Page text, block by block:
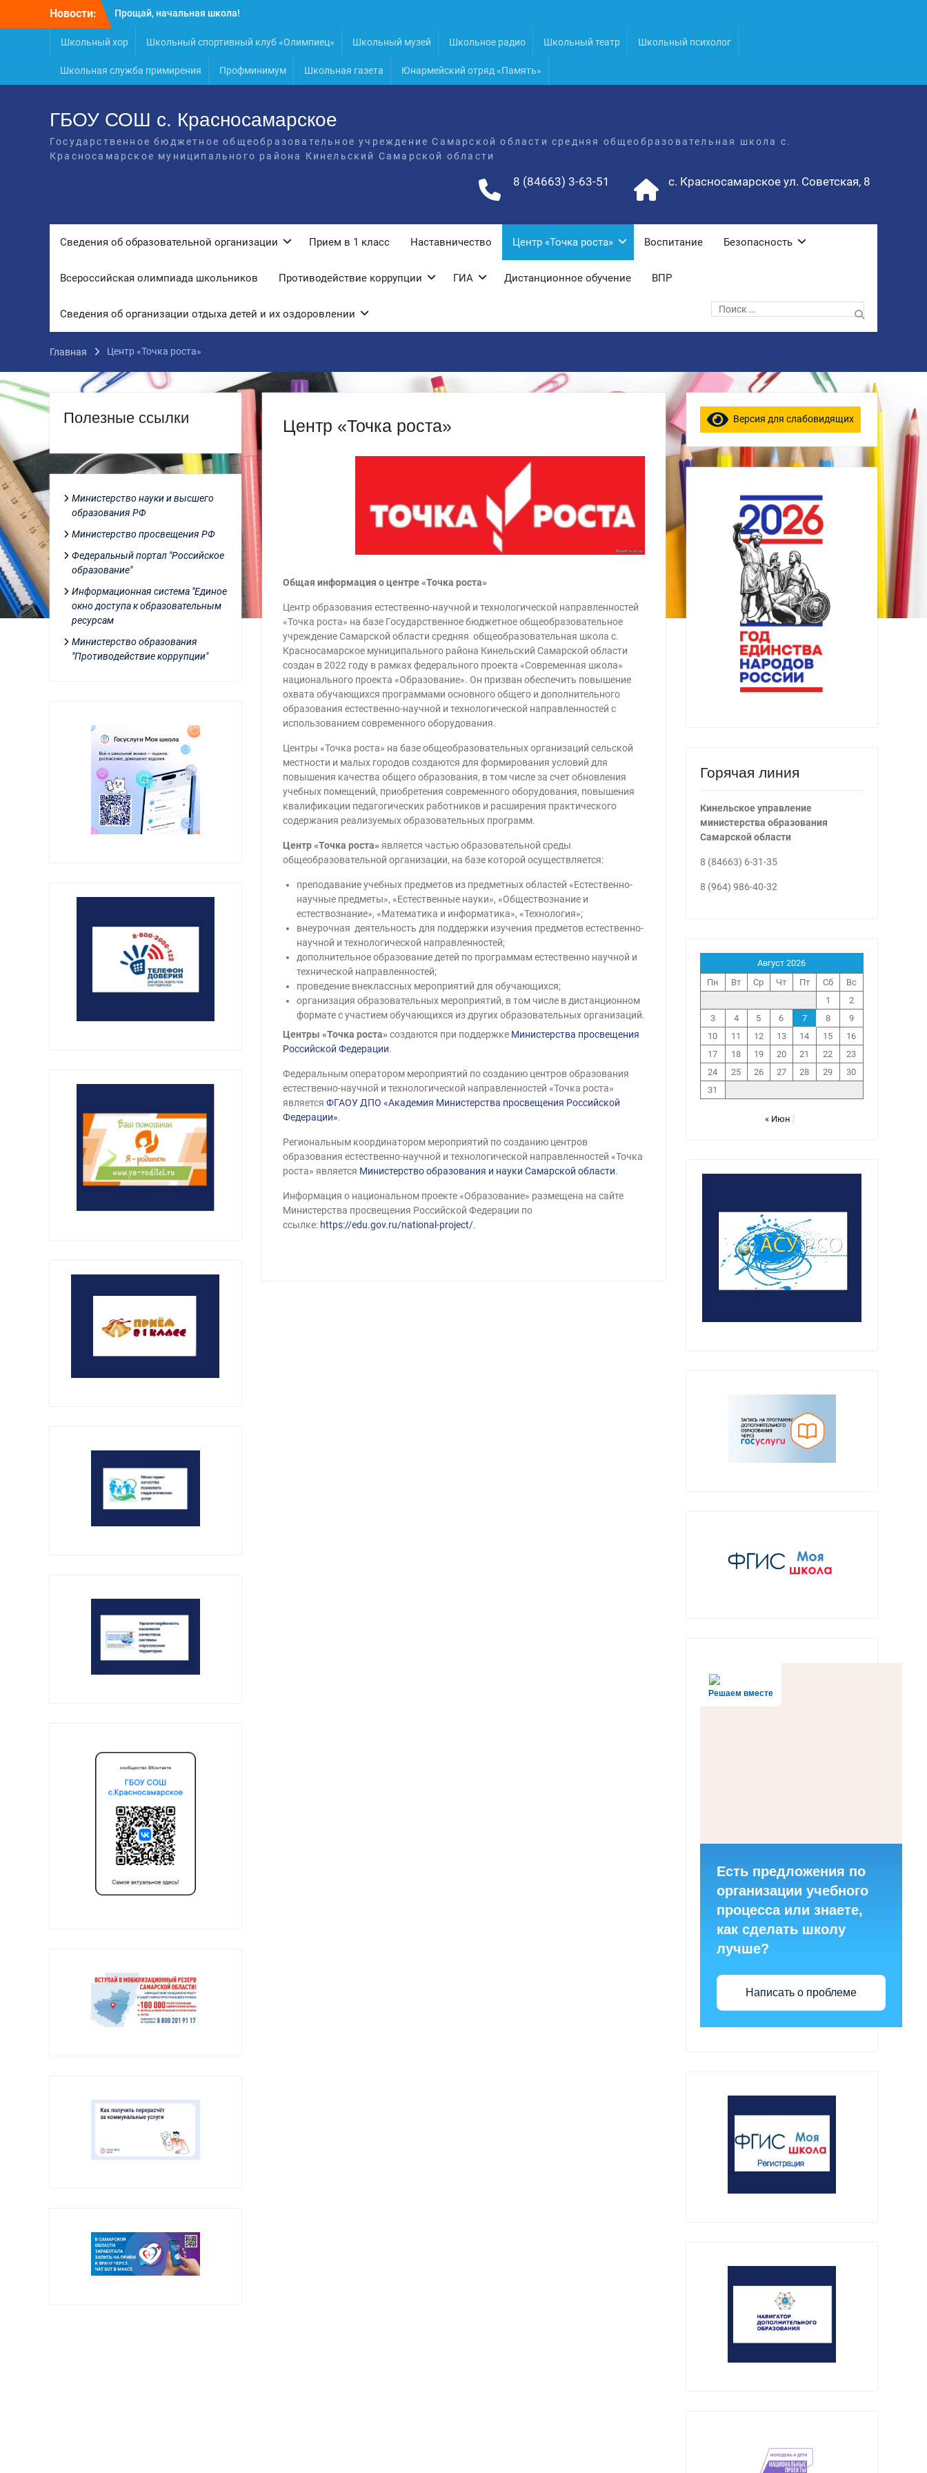
Новости:
Расписание консультаций выпускников
9 класса
Класс года
Последний звонок
Онлайн-урок от Академии ТОП
семейный бюджет»
Школьный хор Школьный спортивный клуб «Олимпиец» Школьный музей Школьное радио Школьный театр Школьный психолог
Школьная служба примирения Профминимум Школьная газета Юнармейский отряд «Память»
ГБОУ СОШ с. Красносамарское
Государственное бюджетное общеобразовательное учреждение Самарской области средняя общеобразовательная школа с.
Красносамарское муниципального района Кинельский Самарской области
8 (84663) 3-63-51 с. Красносамарское ул. Советская, 8
Cведения об образовательной организации Прием в 1 класс Наставничество Центр «Точка роста» Воспитание Безопасность
Всероссийская олимпиада школьников Противодействие коррупции ГИА Дистанционное обучение ВПР
Сведения об организации отдыха детей и их оздоровлении
Поиск
по:
Главная Центр «Точка роста»
Центр «Точка роста»
Общая информация о центре «Точка роста»
Центр образования естественно-научной и технологической направленностей
«Точка роста» на базе Государственное бюджетное общеобразовательное
учреждение Самарской области средняя общеобразовательная школа с.
Красносамарское муниципального района Кинельский Самарской области
создан в 2022 году в рамках федерального проекта «Современная школа»
национального проекта «Образование». Он призван обеспечить повышение
охвата обучающихся программами основного общего и дополнительного
образования естественно-научной и технологической направленностей с
использованием современного оборудования.
Центры «Точка роста» на базе общеобразовательных организаций сельской
местности и малых городов создаются для формирования условий для
повышения качества общего образования, в том числе за счет обновления
учебных помещений, приобретения современного оборудования, повышения
квалификации педагогических работников и расширения практического
содержания реализуемых образовательных программ.
Центр «Точка роста»является частью образовательной среды
общеобразовательной организации, на базе которой осуществляется:
преподавание учебных предметов из предметных областей «Естественно-
научные предметы», «Естественные науки», «Обществознание и
естествознание», «Математика и информатика», «Технология»;
внеурочная деятельность для поддержки изучения предметов естественно-
научной и технологической направленностей;
дополнительное образование детей по программам естественно­ научной и
технической направленностей;
проведение внеклассных мероприятий для обучающихся;
организация образовательных мероприятий, в том числе в дистанционном
формате с участием обучающихся из других образовательных организаций.
Центры «Точка роста»создаются при поддержке Министерства просвещения
Российской Федерации.
Федеральным оператором мероприятий по созданию центров образования
естественно-научной и технологической направленностей «Точка роста»
является ФГАОУ ДПО «Академия Министерства просвещения Российской
Федерации».
Региональным координатором мероприятий по созданию центров
образования естественно-научной и технологической направленностей «Точка
роста» является Министерство образования и науки Самарской области.
Информация о национальном проекте «Образование» размещена на сайте
Министерства просвещения Российской Федерации по
ссылке: https://edu.gov.ru/national-project/.
Версия для слабовидящих
Горячая линия
Кинельское управление
министерства образования
Самарской области
8 (84663) 6-31-35
8 (964) 986-40-32
Август 2026
Пн
Вт Ср Чт Пт Сб
Вс
1
2
3
4 5 6 7 8
9
10
11 12 13 14 15
16
17
18 19 20 21 22
23
24
25 26 27 28 29
30
31
« Июн
Решаем вместе
Есть предложения по
организации учебного
процесса или знаете,
как сделать школу
лучше?
Написать о проблеме
Полезные ссылки
Министерство науки и высшего
образования РФ
Министерство просвещения РФ
Федеральный портал "Российское
образование"
Информационная система "Единое
окно доступа к образовательным
ресурсам
Министерство образования
"Противодействие коррупции"